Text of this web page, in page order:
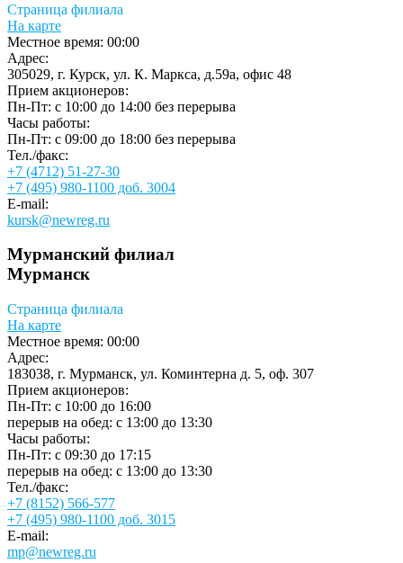
Страница филиала
На карте
Местное время: 00:00
Адрес:
305029, г. Курск, ул. К. Маркса, д.59а, офис 48
Прием акционеров:
Пн-Пт: с 10:00 до 14:00 без перерыва
Часы работы:
Пн-Пт: с 09:00 до 18:00 без перерыва
Тел./факс:
+7 (4712) 51-27-30
+7 (495) 980-1100 доб. 3004
E-mail:
kursk@newreg.ru
Мурманский филиал
Мурманск
Страница филиала
На карте
Местное время: 00:00
Адрес:
183038, г. Мурманск, ул. Коминтерна д. 5, оф. 307
Прием акционеров:
Пн-Пт: с 10:00 до 16:00
перерыв на обед: с 13:00 до 13:30
Часы работы:
Пн-Пт: с 09:30 до 17:15
перерыв на обед: с 13:00 до 13:30
Тел./факс:
+7 (8152) 566-577
+7 (495) 980-1100 доб. 3015
E-mail:
mp@newreg.ru